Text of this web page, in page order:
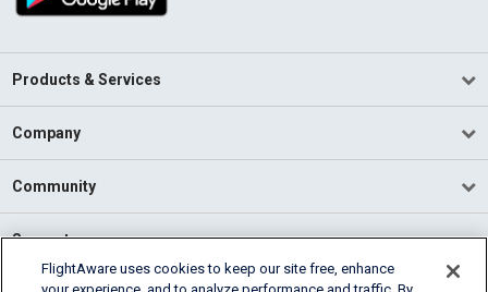
Products & Services
Company
Community
Support
FlightAware uses cookies to keep our site free, enhance